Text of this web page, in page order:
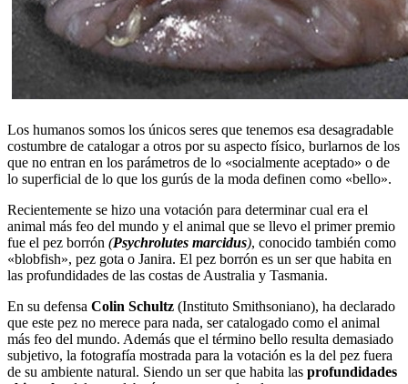
Los humanos somos los únicos seres que tenemos esa desagradable
costumbre de catalogar a otros por su aspecto físico, burlarnos de los
que no entran en los parámetros de lo «socialmente aceptado» o de
lo superficial de lo que los gurús de la moda definen como «bello».
Recientemente se hizo una votación para determinar cual era el
animal más feo del mundo y el animal que se llevo el primer premio
fue el pez borrón (Psychrolutes marcidus), conocido también como
«blobfish», pez gota o Janira. El pez borrón es un ser que habita en
las profundidades de las costas de Australia y Tasmania.
En su defensa Colin Schultz (Instituto Smithsoniano), ha declarado
que este pez no merece para nada, ser catalogado como el animal
más feo del mundo. Además que el término bello resulta demasiado
subjetivo, la fotografía mostrada para la votación es la del pez fuera
de su ambiente natural. Siendo un ser que habita las profundidades